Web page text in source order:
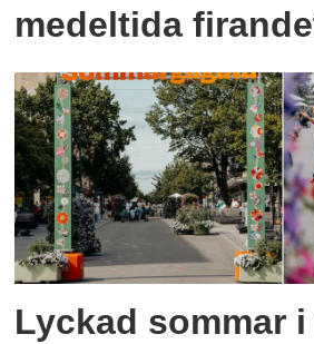
medeltida
Lyckad sommar